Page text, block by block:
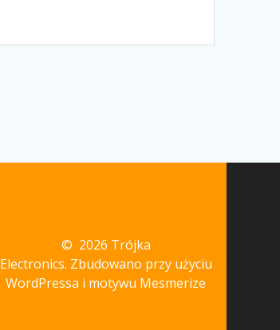
© 2026 Trójka
Electronics. Zbudowano przy użyciu
WordPressa i motywu Mesmerize